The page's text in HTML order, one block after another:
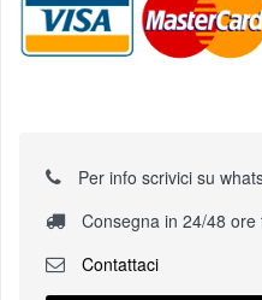
Per info scrivici su
Consegna in 24/48
Contattaci